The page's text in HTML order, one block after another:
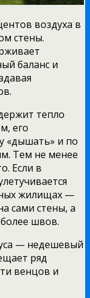
воздуха в
стены.
баланс и
тепло
его
«дышать» и по
Тем не менее
Если в
жилищах —
сами стены, а
швов.
— недешевый
ряд
венцов и